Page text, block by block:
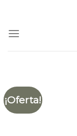
contenido
¡Oferta!